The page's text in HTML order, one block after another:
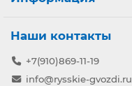
Наши контакты
+7(910)869-11-19
info@rysskie-gvozdi.ru